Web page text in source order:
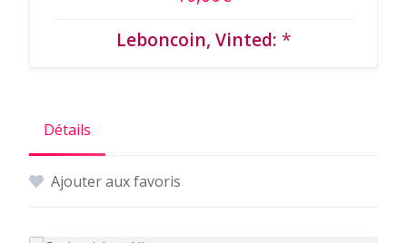
Leboncoin, Vinted: *
Détails
Ajouter aux favoris